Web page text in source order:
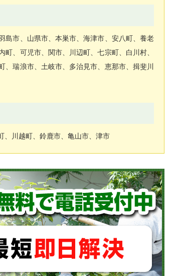
島市、山県市、本巣市、海津市、安八町、養老
、可児市、関市、川辺町、七宗町、白川村、
、瑞浪市、土岐市、多治見市、恵那市、揖斐川
、川越町、鈴鹿市、亀山市、津市